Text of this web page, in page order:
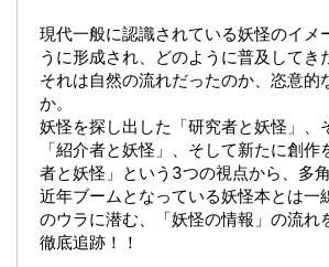
現代一般に認識されている妖怪のイメ
うに形成され、どのように普及してき
それは自然の流れだったのか、恣意的
か。
妖怪を探し出した「研究者と妖怪」、
「紹介者と妖怪」、そして新たに創
者と妖怪」という3つの視点から、多角
近年ブームとなっている妖怪本とは一
のウラに潜む、「妖怪の情報」の流れ
徹底追跡！！